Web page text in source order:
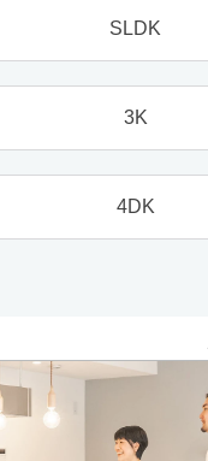
SLDK
3K
4DK